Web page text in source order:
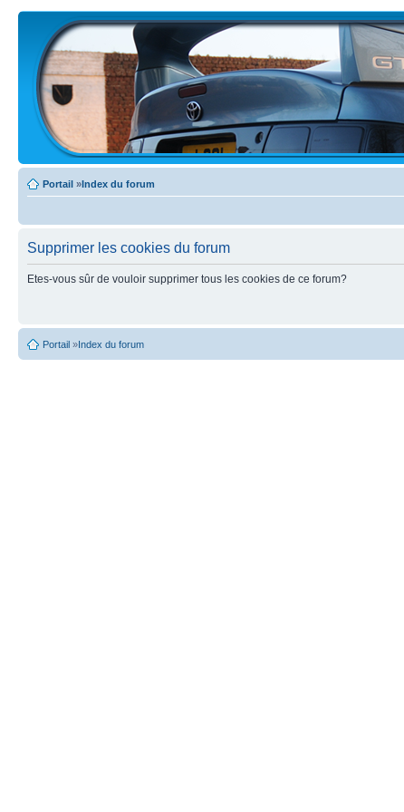
Portail »Index du forum
Supprimer les cookies du forum
Etes-vous sûr de vouloir supprimer tous les cookies de ce forum?
Portail »Index du forum